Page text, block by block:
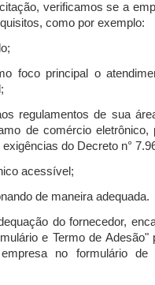
verificamos se a
como por exemplo:
principal o
de sua
de comércio eletrônico,
do Decreto n°
acessível;
de maneira adequada.
do fornecedor,
e Termo de Adesão"
no formulário de